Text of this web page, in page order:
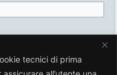
tecnici di prima